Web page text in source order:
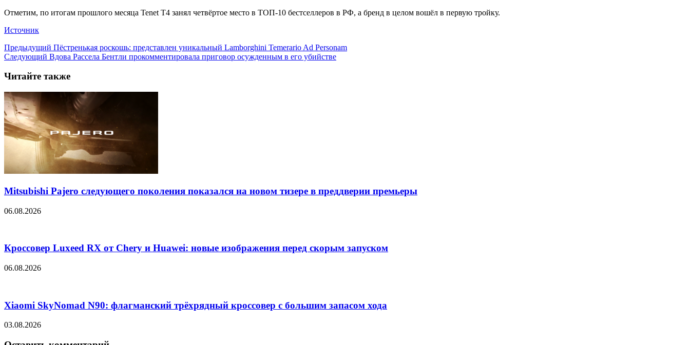
Отметим, по итогам прошлого месяца Tenet T4 занял четвёртое место в ТОП-10 бестселлеров в РФ, а бренд в целом вошёл в первую тройку.
Источник
Предыдущий Пёстренькая роскошь: представлен уникальный Lamborghini Temerario Ad Personam
Следующий Вдова Рассела Бентли прокомментировала приговор осужденным в его убийстве
Читайте также
Mitsubishi Pajero следующего поколения показался на новом тизере в преддверии премьеры
06.08.2026
Кроссовер Luxeed RX от Chery и Huawei: новые изображения перед скорым запуском
06.08.2026
Xiaomi SkyNomad N90: флагманский трёхрядный кроссовер с большим запасом хода
03.08.2026